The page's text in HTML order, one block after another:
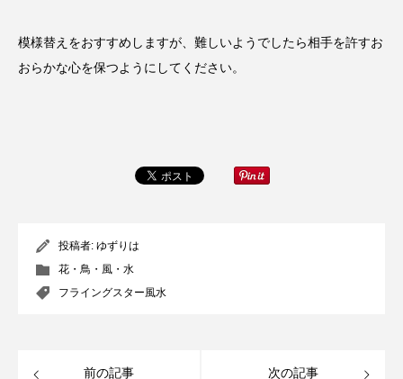
模様替えをおすすめしますが、難しいようでしたら相手を許すお
おらかな心を保つようにしてください。
投稿者: ゆずりは
花・鳥・風・水
フライングスター風水
前の記事 次の記事